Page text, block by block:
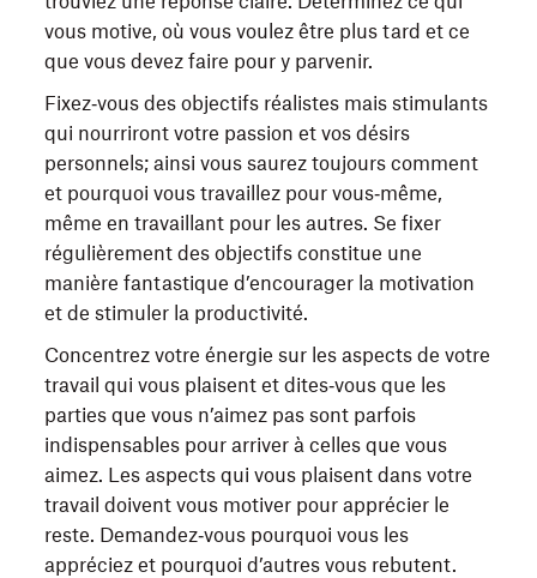
vous motive, où vous voulez être plus tard et ce
que vous devez faire pour y parvenir.
Fixez‑vous des objectifs réalistes mais stimulants
qui nourriront votre passion et vos désirs
personnels; ainsi vous saurez toujours comment
et pourquoi vous travaillez pour vous‑même,
même en travaillant pour les autres. Se fixer
régulièrement des objectifs constitue une
manière fantastique d’encourager la motivation
et de stimuler la productivité.
Concentrez votre énergie sur les aspects de votre
travail qui vous plaisent et dites‑vous que les
parties que vous n’aimez pas sont parfois
indispensables pour arriver à celles que vous
aimez. Les aspects qui vous plaisent dans votre
travail doivent vous motiver pour apprécier le
reste. Demandez‑vous pourquoi vous les
appréciez et pourquoi d’autres vous rebutent.